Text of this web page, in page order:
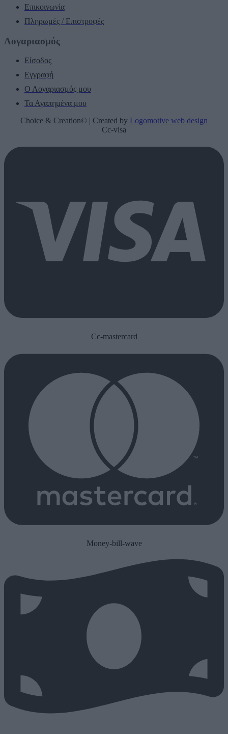
Επικοινωνία
Πληρωμές / Επιστροφές
Λογαριασμός
Είσοδος
Εγγραφή
Ο Λογαριασμός μου
Τα Αγαπημένα μου
Choice & Creation© | Created by Logomotive web design
Cc-visa
Cc-mastercard
Money-bill-wave